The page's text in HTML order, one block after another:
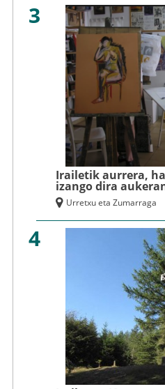
3
Irailetik aurrera,
izango dira
Urretxu eta Zumarraga
4